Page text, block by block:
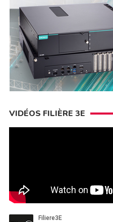
VIDÉOS FILIÈRE 3E